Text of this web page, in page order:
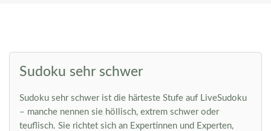
Sudoku sehr schwer
Sudoku sehr schwer ist die härteste Stufe auf LiveSudoku
– manche nennen sie höllisch, extrem schwer oder
teuflisch. Sie richtet sich an Expertinnen und Experten,